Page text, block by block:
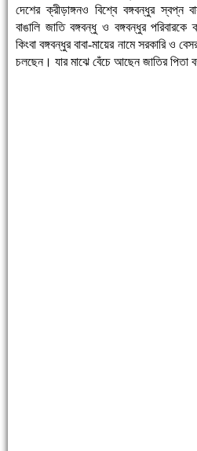
দেশের ক্রীড়াঙ্গনও বিশ্বে বঙ্গবন্ধুর স্বপ্ন
বাঙালি জাতি বঙ্গবন্ধু ও বঙ্গবন্ধুর পরিবারকে
কিংবা বঙ্গবন্ধুর বাবা-মায়ের নামে সরকারি ও
চলছেন। যার মাঝে বেঁচে আছেন জাতির পিতা